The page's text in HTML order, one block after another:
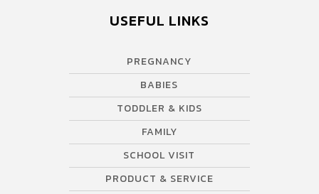
USEFUL LINKS
PREGNANCY
BABIES
TODDLER & KIDS
FAMILY
SCHOOL VISIT
PRODUCT & SERVICE